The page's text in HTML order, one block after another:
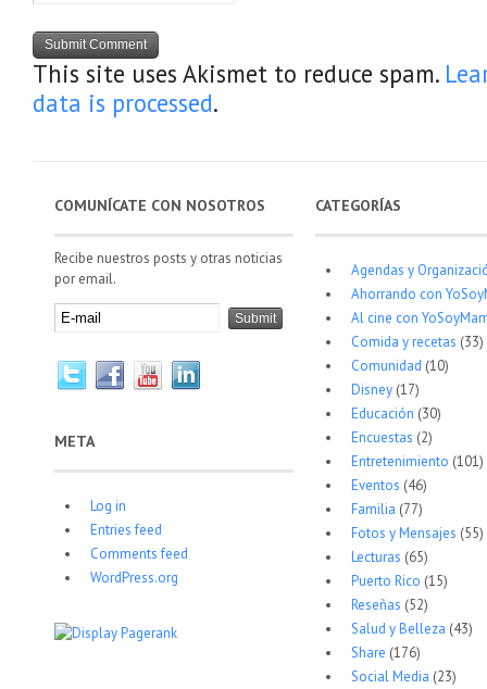
This site uses Akismet to reduce spam.
data is processed.
COMUNÍCATE CON NOSOTROS
Recibe nuestros posts y otras noticias
por email.
META
Log in
Entries feed
Comments feed
WordPress.org
CATEGORÍAS
Agendas y
Ahorrando con
Al cine con
Comida y recetas (33)
Comunidad (10)
Disney(17)
Educación (30)
Encuestas (2)
Entretenimiento (101)
Eventos (46)
Familia (77)
Fotos y Mensajes (55)
Lecturas (65)
Puerto Rico (15)
Reseñas (52)
Salud y Belleza (43)
Share (176)
Social Media (23)